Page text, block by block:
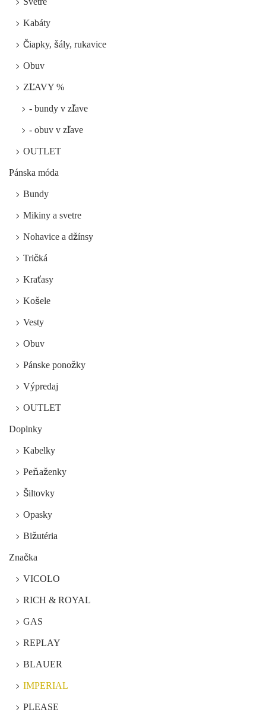
Kabáty
Čiapky, šály, rukavice
Obuv
ZĽAVY %
- bundy v zľave
- obuv v zľave
OUTLET
Pánska móda
Bundy
Mikiny a svetre
Nohavice a džínsy
Tričká
Kraťasy
Košele
Vesty
Obuv
Pánske ponožky
Výpredaj
OUTLET
Doplnky
Kabelky
Peňaženky
Šiltovky
Opasky
Bižutéria
Značka
VICOLO
RICH & ROYAL
GAS
REPLAY
BLAUER
IMPERIAL
PLEASE